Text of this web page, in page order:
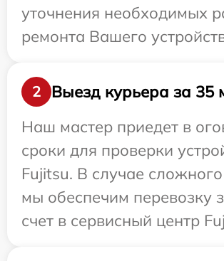
уточнения необходимых
ремонта Вашего
2
Выезд курьера за 35
Наш мастер приедет в
сроки для проверки
Fujitsu. В случае
мы обеспечим перевозку
счет в сервисный центр